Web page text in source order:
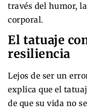
través del humor,
corporal.
El tatuaje
resiliencia
Lejos de ser un
explica que el
de que su vida no